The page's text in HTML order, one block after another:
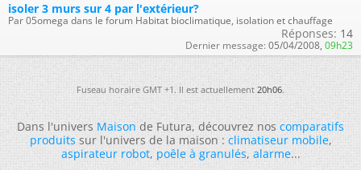
isoler 3 murs sur 4 par l'extérieur?
Par 05omega dans le forum Habitat bioclimatique, isolation et chauffage
Réponses: 14
Dernier message: 05/04/2008, 09h23
Fuseau horaire GMT +1. Il est actuellement20h06.
Dans l'universMaisonde Futura, découvrez noscomparatifs
produitssur l'univers de la maison :climatiseur mobile,
aspirateur robot,poêle à granulés,alarme...